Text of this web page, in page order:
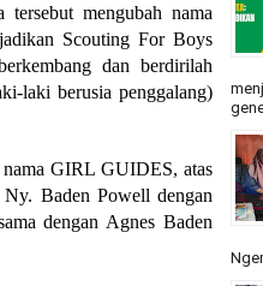
mengubah nama
Scouting For Boys
dan berdirilah
laki berusia penggalang)
GIRL GUIDES, atas
Baden Powell dengan
dengan Agnes Baden